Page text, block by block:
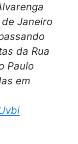
Janeiro
da Rua
Paulo
em